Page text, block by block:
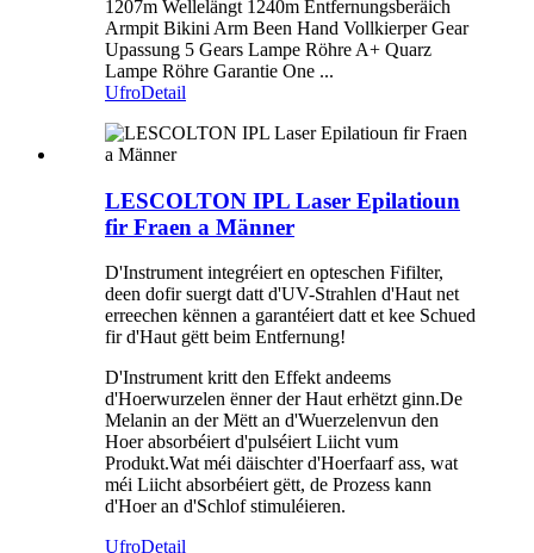
1207m Wellelängt 1240m Entfernungsberäich
Armpit Bikini Arm Been Hand Vollkierper Gear
Upassung 5 Gears Lampe Röhre A+ Quarz
Lampe Röhre Garantie One ...
UfroDetail
LESCOLTON IPL Laser Epilatioun
fir Fraen a Männer
D'Instrument integréiert en opteschen Fifilter,
deen dofir suergt datt d'UV-Strahlen d'Haut net
erreechen kënnen a garantéiert datt et kee Schued
fir d'Haut gëtt beim Entfernung!
D'Instrument kritt den Effekt andeems
d'Hoerwurzelen ënner der Haut erhëtzt ginn.De
Melanin an der Mëtt an d'Wuerzelenvun den
Hoer absorbéiert d'pulséiert Liicht vum
Produkt.Wat méi däischter d'Hoerfaarf ass, wat
méi Liicht absorbéiert gëtt, de Prozess kann
d'Hoer an d'Schlof stimuléieren.
UfroDetail